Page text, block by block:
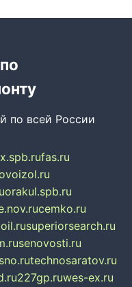
по всей России
fas.ru
orakul.spb.ru
cemko.ru
superiorsearch.ru
senovosti.ru
technosaratov.ru
227gp.ruwes-ex.ru